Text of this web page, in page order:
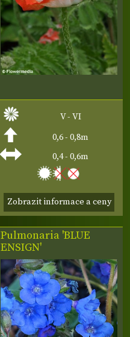
V - VI
0,6 - 0,8m
0,4 - 0,6m
Zobrazit informace a ceny
Pulmonaria 'BLUE
ENSIGN'